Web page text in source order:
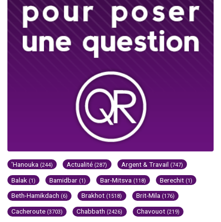
'Hanouka (244) Actualité (287) Argent & Travail (747)
Balak (1) Bamidbar (1) Bar-Mitsva (118) Berechit (1)
Beth-Hamikdach (6) Brakhot (1518) Brit-Mila (176)
Cacheroute (3703) Chabbath (2426) Chavouot (219)